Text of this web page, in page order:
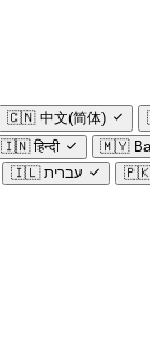
🇨🇳 中文(简体)
🇮🇳 हिन्दी 🇲🇾
🇮🇱 עברית